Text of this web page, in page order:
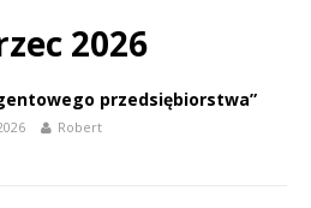
2026
przedsiębiorstwa”
Robert